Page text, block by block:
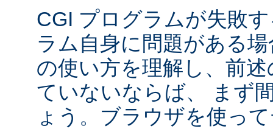
CGI プログラムが失敗
ラム自身に問題がある
の使い方を理解し、前
ていないならば、 まず
ょう。ブラウザを使っ